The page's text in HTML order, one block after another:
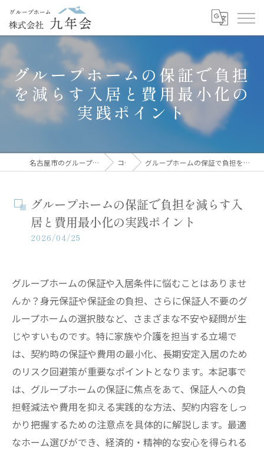
グループホームの保証で負担
を減らす入居と費用最小化の
実践ポイント
名古屋市のグループホームなら株式会社九年会 コラム グループホームの保証で負担を減らす入居と費用最小化の実践ポイント
グループホームの保証で負担を減らす入
居と費用最小化の実践ポイント
2026/04/25
グループホームの保証や入居条件に悩むことはありませ
んか？身元保証や保証金の負担、さらに保証人不要のグ
ループホームの選択肢など、さまざまな不安や疑問が生
じやすいものです。特に家族や介護を担当する立場で
は、契約時の保証や費用の最小化、長期安定入居のため
のリスク回避策が重要なポイントとなります。本記事で
は、グループホームの保証に焦点をあて、保証人への負
担軽減法や費用を抑える実践的な方法、契約内容をしっ
かり把握するための注意点を具体的に解説します。最適
なホーム選びができ、経済的・精神的な安心を得られる